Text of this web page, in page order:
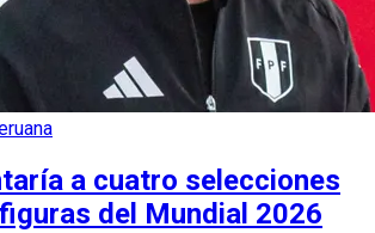
a cuatro selecciones
del Mundial 2026